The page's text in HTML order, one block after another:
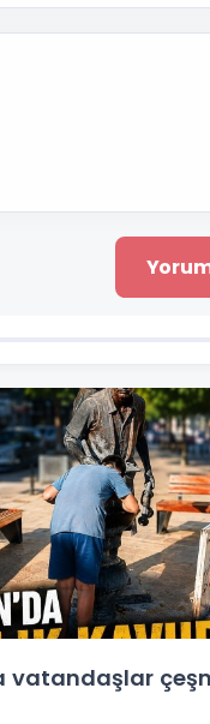
vatandaşlar